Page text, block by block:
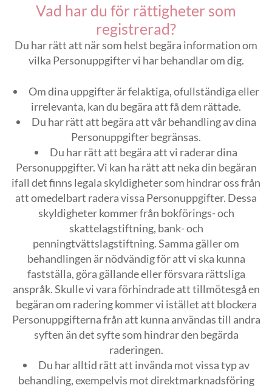
Vad har du för rättigheter som
registrerad?
Du har rätt att när som helst begära information om
vilka Personuppgifter vi har behandlar om dig.
Om dina uppgifter är felaktiga, ofullständiga eller
irrelevanta, kan du begära att få dem rättade.
Du har rätt att begära att vår behandling av dina
Personuppgifter begränsas.
Du har rätt att begära att vi raderar dina
Personuppgifter. Vi kan ha rätt att neka din begäran
ifall det finns legala skyldigheter som hindrar oss från
att omedelbart radera vissa Personuppgifter. Dessa
skyldigheter kommer från bokförings- och
skattelagstiftning, bank- och
penningtvättslagstiftning. Samma gäller om
behandlingen är nödvändig för att vi ska kunna
fastställa, göra gällande eller försvara rättsliga
anspråk. Skulle vi vara förhindrade att tillmötesgå en
begäran om radering kommer vi istället att blockera
Personuppgifterna från att kunna användas till andra
syften än det syfte som hindrar den begärda
raderingen.
Du har alltid rätt att invända mot vissa typ av
behandling, exempelvis mot direktmarknadsföring